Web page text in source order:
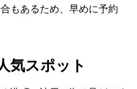
もあるため、早めに予約
気スポット